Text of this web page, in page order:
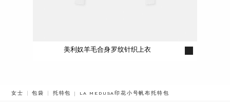
美利奴羊毛合身罗纹针织上衣
女士 包袋 托特包 BREADCRUMB.ADA.LABEL.CURRENT
LA MEDUSA印花小号帆布托特包